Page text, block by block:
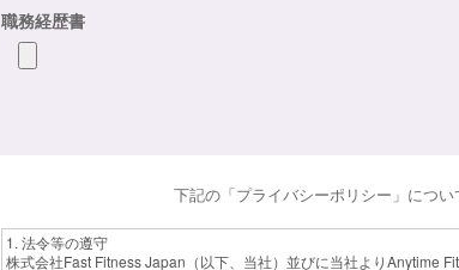
職務経歴書
下記の「プライバシーポリシー」につ
1. 法令等の遵守
株式会社Fast Fitness Japan（以下、当社）並びに当社よりAnytime